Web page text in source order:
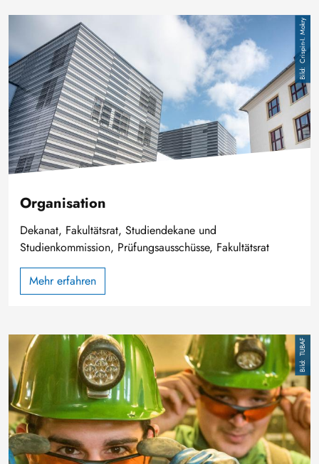
Crispin-I. Mokry
Organisation
Dekanat, Fakultätsrat, Studiendekane und
Studienkommission, Prüfungsausschüsse, Fakultätsrat
Mehr erfahren
Bild TUBAF